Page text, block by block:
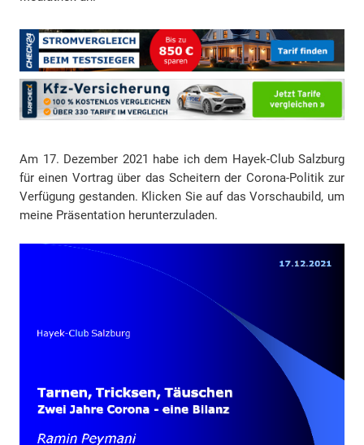
Am 17. Dezember 2021 habe ich dem Hayek-Club Salzburg
für einen Vortrag über das Scheitern der Corona-Politik zur
Verfügung gestanden. Klicken Sie auf das Vorschaubild, um
meine Präsentation herunterzuladen.